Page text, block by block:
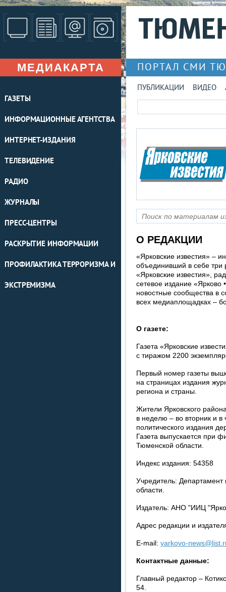
МЕДИАКАРТА
ГАЗЕТЫ
ИНФОРМАЦИОННЫЕ АГЕНТСТВА
ИНТЕРНЕТ-ИЗДАНИЯ
ТЕЛЕВИДЕНИЕ
РАДИО
ЖУРНАЛЫ
ПРЕСС-ЦЕНТРЫ
РАСКРЫТИЕ ИНФОРМАЦИИ
ПРОФИЛАКТИКА ТЕРРОРИЗМА И
ЭКСТРЕМИЗМА
ПОРТАЛ СМИ
ПУБЛИКАЦИИ ВИДЕО
О РЕДАКЦИИ
«Ярковские известия» –
объединивший в себе три
«Ярковские известия»,
сетевое издание «Ярково
новостные сообщества в
всех медиаплощадках –
О газете:
Газета «Ярковские
с тиражом 2200
Первый номер газеты
на страницах издания
региона и страны.
Жители Ярковского
в неделю – во вторник и в
политического издания
Газета выпускается при
Тюменской области.
Индекс издания: 54358
Учредитель:
области.
Издатель: АНО "ИИЦ
Адрес редакции и
E-mail: yarkovo-
Контактные данные:
Главный редактор –
54.